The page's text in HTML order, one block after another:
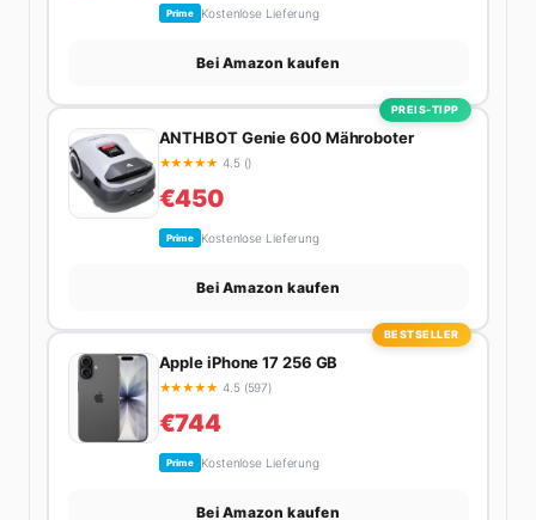
Prime Kostenlose Lieferung
Bei Amazon kaufen
PREIS-TIPP
ANTHBOT Genie 600 Mähroboter
★★★★★ 4.5 ()
€450
Prime Kostenlose Lieferung
Bei Amazon kaufen
BESTSELLER
Apple iPhone 17 256 GB
★★★★★ 4.5 (597)
€744
Prime Kostenlose Lieferung
Bei Amazon kaufen